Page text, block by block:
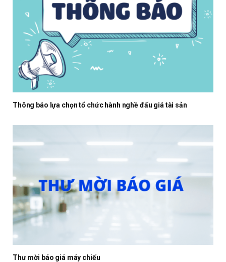
Thông báo lựa chọn tổ chức hành nghề đấu giá tài sản
Thư mời báo giá máy chiếu